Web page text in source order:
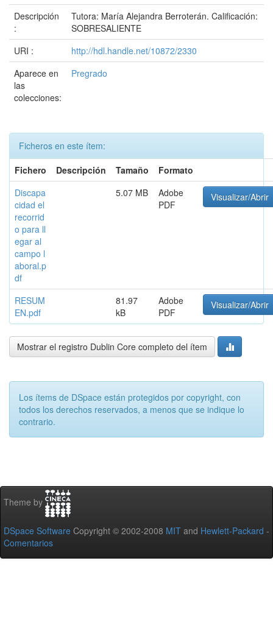
Descripción
:
Tutora: María Alejandra Berroterán. Calificación:
SOBRESALIENTE
URI :
http://hdl.handle.net/10872/2330
Aparece en
las
colecciones:
Pregrado
Ficheros en este ítem:
Fichero
Descripción Tamaño
Formato
Discapa
cidad el
recorrid
o para ll
egar al
campo l
aboral.p
df
5.07 MB
Adobe
PDF
Visualizar/Abrir
RESUM
EN.pdf
81.97
kB
Adobe
PDF
Visualizar/Abrir
Mostrar el registro Dublin Core completo del ítem
Los ítems de DSpace están protegidos por copyright, con
todos los derechos reservados, a menos que se indique lo
contrario.
Theme by
DSpace Software Copyright © 2002-2008 MIT and Hewlett-Packard -
Comentarios